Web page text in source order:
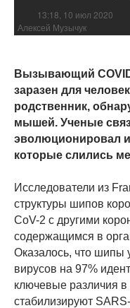
13:18, 10 июл 2020
Алексей Музычук
Вызывающий
заразен для
родственник,
мышей. Ученые
эволюционировал
которые слились
Исследователи из
структуры шипов
CoV-2 с другими
содержащимся в
Оказалось, что шипы
вирусов на 97%
ключевые различия
стабилизируют